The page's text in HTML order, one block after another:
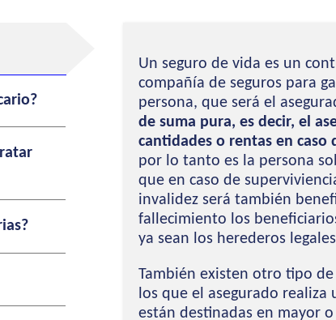
Un seguro de vida es un
compañía de seguros para
persona, que será el
de suma pura, es decir, el
cantidades o rentas en
por lo tanto es la persona
que en caso de
invalidez será también
fallecimiento los
ya sean los herederos
También existen otro tipo
los que el asegurado
están destinadas en mayor